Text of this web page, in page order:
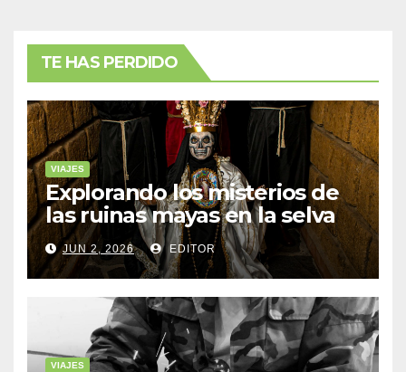
TE HAS PERDIDO
VIAJES
Explorando los misterios de
las ruinas mayas en la selva
de Yucatán
JUN 2, 2026 EDITOR
VIAJES